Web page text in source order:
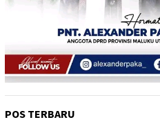
POS TERBARU